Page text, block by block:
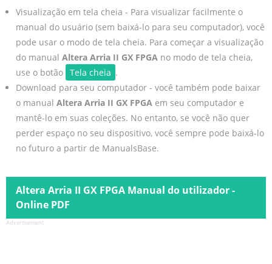
Visualização em tela cheia - Para visualizar facilmente o
manual do usuário (sem baixá-lo para seu computador), você
pode usar o modo de tela cheia. Para começar a visualização
do manual Altera Arria II GX FPGAno modo de tela cheia,
use o botão Tela cheia .
Download para seu computador - você também pode baixar
o manual Altera Arria II GX FPGAem seu computador e
mantê-lo em suas coleções. No entanto, se você não quer
perder espaço no seu dispositivo, você sempre pode baixá-lo
no futuro a partir de ManualsBase.
Altera Arria II GX FPGA Manual do utilizador -
Online PDF
Advertisement